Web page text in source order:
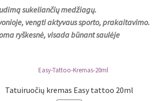
sukeliančių medžiagų.
vengti aktyvaus sporto, prakaitavimo.
ryškesnė, visada būnant saulėje
Tatuiruočių kremas Easy tattoo 20ml